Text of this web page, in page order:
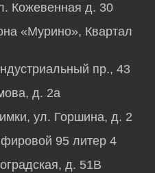
Кожевенная д. 30
«Мурино», Квартал
пр., 43
д. 2а
ул. Горшина, д. 2
95 литер 4
д. 51В